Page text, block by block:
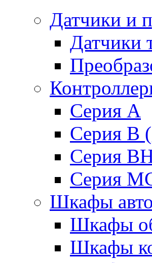
Датчики и
Датчики
Серия A
Серия В
Серия
Серия
Шкафы
Шкафы
Шкафы